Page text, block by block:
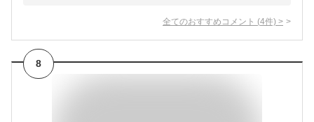
全てのおすすめコメント (4件) >
8